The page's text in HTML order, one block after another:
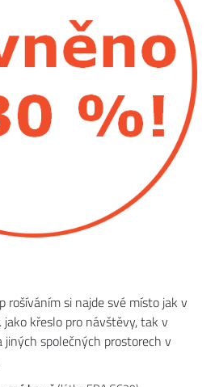
rošíváním si najde své místo jak v
křeslo pro návštěvy, tak v
společných prostorech v